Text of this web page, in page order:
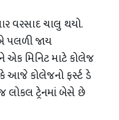
વરસાદ ચાલુ થયો.
પલળી જાય
મિનિટ માટે કોલેજ
આજે કોલેજનો ફર્સ્ટ ડે
લોકલ ટ્રેનમાં બેસે છે